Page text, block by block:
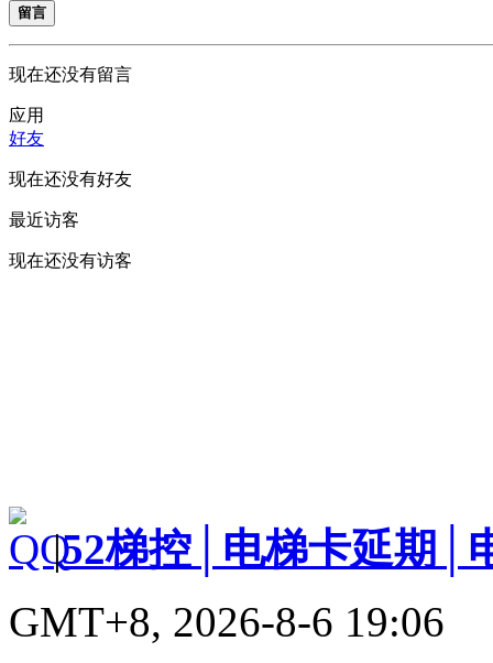
留言
现在还没有留言
应用
好友
现在还没有好友
最近访客
现在还没有访客
|52梯控│电梯卡延期│
GMT+8, 2026-8-6 19:06